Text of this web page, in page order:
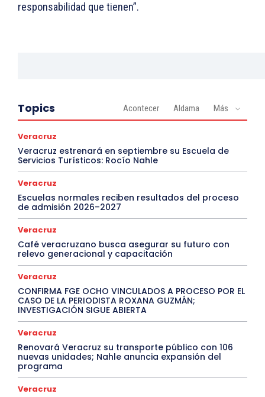
responsabilidad que tienen”.
Topics Acontecer Aldama Más
Veracruz
Veracruz estrenará en septiembre su Escuela de
Servicios Turísticos: Rocío Nahle
Veracruz
Escuelas normales reciben resultados del proceso
de admisión 2026–2027
Veracruz
Café veracruzano busca asegurar su futuro con
relevo generacional y capacitación
Veracruz
CONFIRMA FGE OCHO VINCULADOS A PROCESO POR EL
CASO DE LA PERIODISTA ROXANA GUZMÁN;
INVESTIGACIÓN SIGUE ABIERTA
Veracruz
Renovará Veracruz su transporte público con 106
nuevas unidades; Nahle anuncia expansión del
programa
Veracruz